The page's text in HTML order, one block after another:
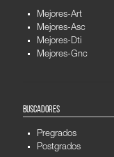
Mejores-Art
Mejores-Asc
Mejores-Dti
Mejores-Gnc
BUSCADORES
Pregrados
Postgrados